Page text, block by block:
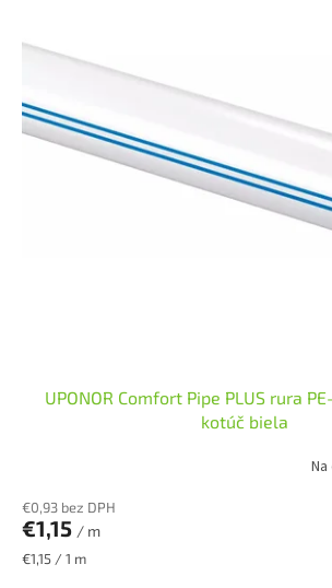
UPONOR Comfort Pipe PLUS rura
kotúč biela
€0,93 bez DPH
€1,15 / m
Jednotková
€1,15 / 1 m